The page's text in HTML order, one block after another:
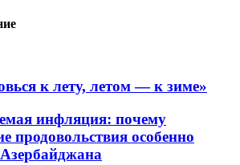
к лету, летом — к зиме»
инфляция: почему
продовольствия особенно